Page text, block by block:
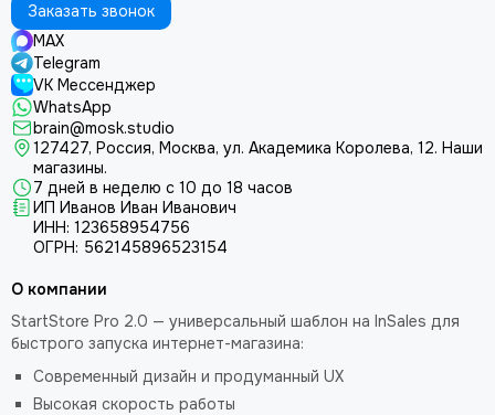
Заказать звонок
MAX
Telegram
VK Мессенджер
WhatsApp
brain@mosk.studio
127427, Россия, Москва, ул. Академика Королева, 12. Наши
магазины.
7 дней в неделю с 10 до 18 часов
ИП Иванов Иван Иванович
ИНН: 123658954756
ОГРН: 562145896523154
О компании
StartStore Pro 2.0 — универсальный шаблон на InSales для
быстрого запуска интернет-магазина:
Современный дизайн и продуманный UX
Высокая скорость работы